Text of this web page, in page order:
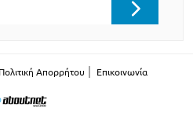
Πολιτική Απορρήτου Επικοινωνία